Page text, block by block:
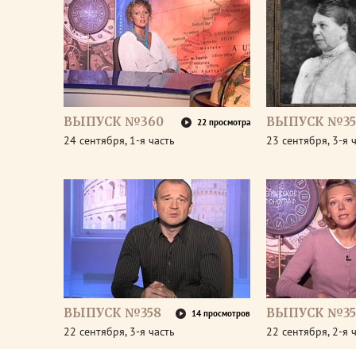
ВЫПУСК №360 22 просмотра
24 сентября, 1-я часть
ВЫПУСК
23 сентября, 3-я
ВЫПУСК №358 14 просмотров
22 сентября, 3-я часть
ВЫПУСК
22 сентября, 2-я